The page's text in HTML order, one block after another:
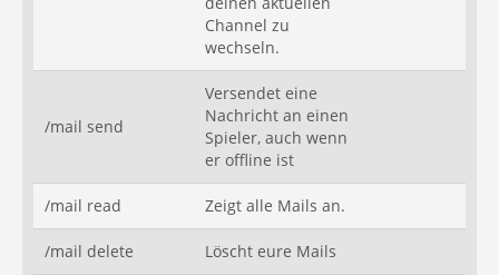
Channel zu
wechseln.
/mail send
Versendet eine
Nachricht an einen
Spieler, auch wenn
er offline ist
/mail read Zeigt alle Mails an.
/mail delete Löscht eure Mails